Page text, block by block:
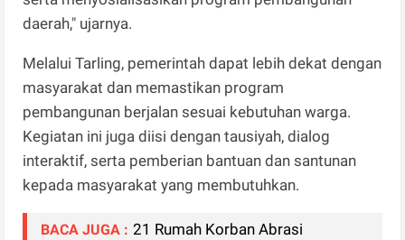
daerah," ujarnya.
Melalui Tarling, pemerintah dapat lebih dekat dengan
masyarakat dan memastikan program
pembangunan berjalan sesuai kebutuhan warga.
Kegiatan ini juga diisi dengan tausiyah, dialog
interaktif, serta pemberian bantuan dan santunan
kepada masyarakat yang membutuhkan.
BACA JUGA : 21 Rumah Korban Abrasi